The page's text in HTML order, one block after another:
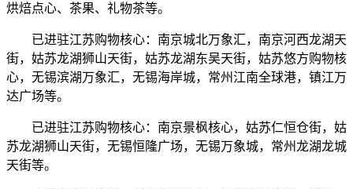
烘焙点心、茶果、礼物茶等。
已进驻江苏购物核心：南京城北万象汇，南京河西龙湖天
街，姑苏龙湖狮山天街，姑苏龙湖东吴天街，姑苏悠方购物核
心，无锡滨湖万象汇，无锡海岸城，常州江南全球港，镇江万
达广场等。
已进驻江苏购物核心：南京景枫核心，姑苏仁恒仓街，姑
苏龙湖狮山天街，无锡恒隆广场，无锡万象城，常州龙湖龙城
天街等。